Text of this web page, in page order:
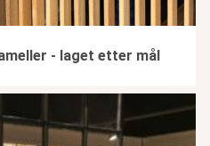
- laget etter mål